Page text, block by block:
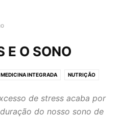
E O SONO
MEDICINA INTEGRADA NUTRIÇÃO
de stress acaba por
do nosso sono de